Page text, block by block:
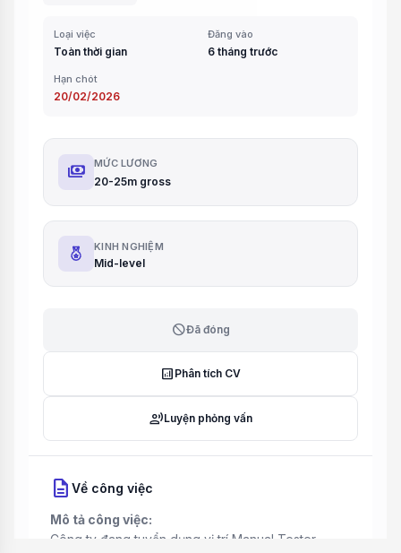
Loại việc
Toàn thời gian
Đăng vào
6 tháng trước
Hạn chót
20/02/2026
payments MỨC LƯƠNG
20-25m gross
KINH NGHIỆM
Mid-level
blockĐã đóng
analytics Phân tích CV
record_voice_overLuyện phỏng vấn
description Về công việc
Mô tả công việc:
Công ty đang tuyển dụng vị trí Manual Tester.